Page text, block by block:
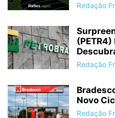
Redação
Redação
Novo
Redação